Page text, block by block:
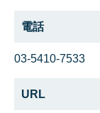
電話
03-5410-7533
URL